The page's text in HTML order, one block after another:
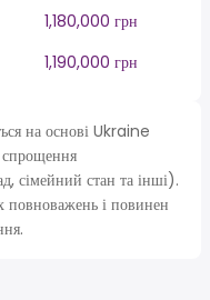
1,180,000 грн
1,190,000 грн
на основі Ukraine
спрощення
сімейний стан та інші).
повноважень і повинен